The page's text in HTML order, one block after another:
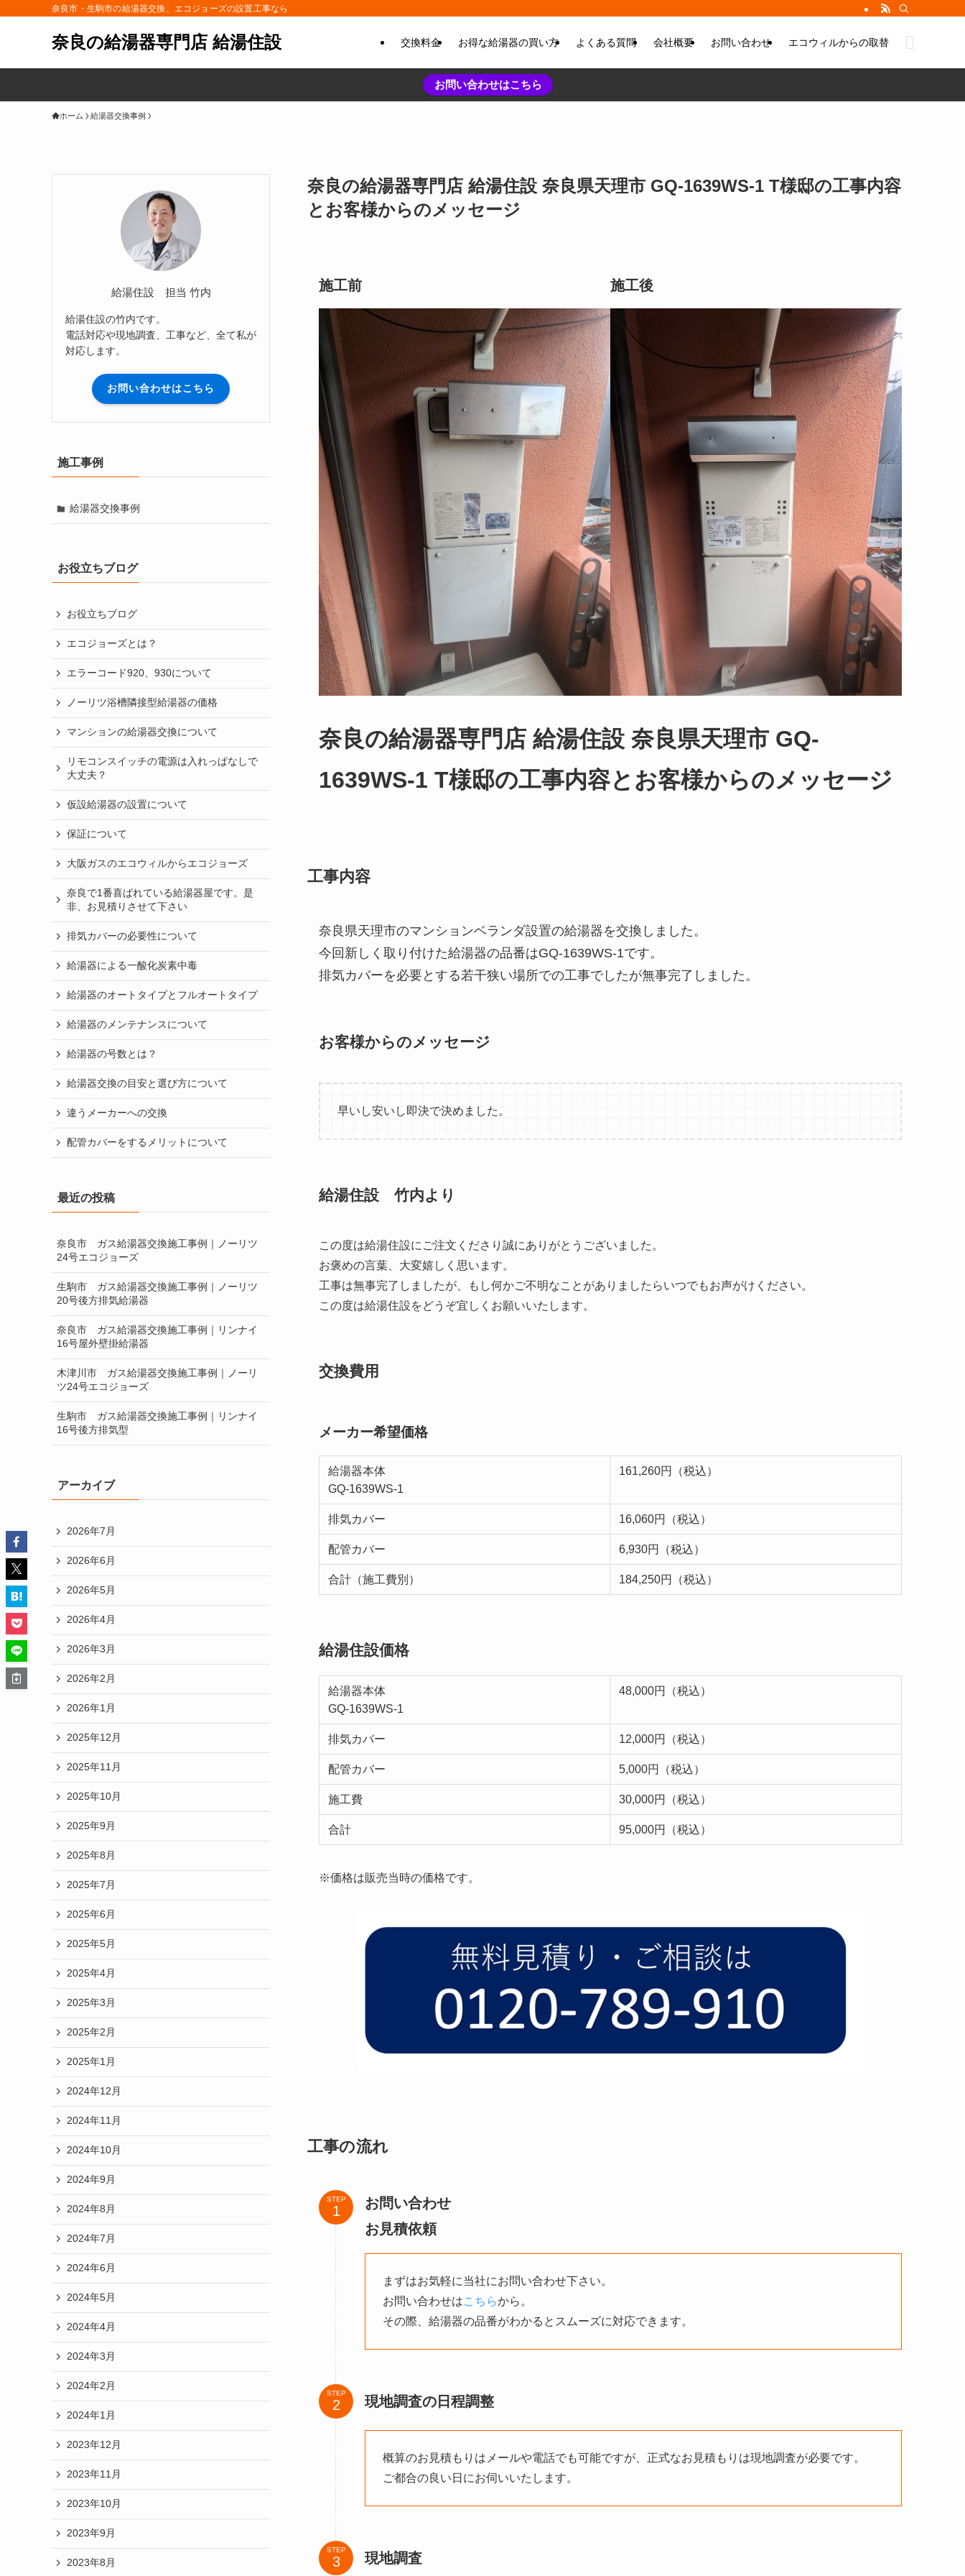
奈良市・生駒市の給湯器交換、エコジョーズの設置工事なら
奈良の給湯器専門店 給湯住設 交換料金 お得な給湯器の買い方 よくある質問 会社概要 お問い合わせ エコウィルからの取替
お問い合わせはこちら
ホーム 給湯器交換事例
奈良の給湯器専門店 給湯住設 奈良県天理市 GQ-1639WS-1 T様邸の工事内容
とお客様からのメッセージ
施工前 施工後
奈良の給湯器専門店 給湯住設 奈良県天理市 GQ-
1639WS-1 T様邸の工事内容とお客様からのメッセージ
工事内容
奈良県天理市のマンションベランダ設置の給湯器を交換しました。
今回新しく取り付けた給湯器の品番はGQ-1639WS-1です。
排気カバーを必要とする若干狭い場所での工事でしたが無事完了しました。
お客様からのメッセージ
早いし安いし即決で決めました。
給湯住設 竹内より
この度は給湯住設にご注文くださり誠にありがとうございました。
お褒めの言葉、大変嬉しく思います。
工事は無事完了しましたが、もし何かご不明なことがありましたらいつでもお声がけください。
この度は給湯住設をどうぞ宜しくお願いいたします。
交換費用
メーカー希望価格
給湯器本体
GQ-1639WS-1
161,260円（税込）
排気カバー 16,060円（税込）
配管カバー 6,930円（税込）
合計（施工費別） 184,250円（税込）
給湯住設価格
給湯器本体
GQ-1639WS-1
48,000円（税込）
排気カバー 12,000円（税込）
配管カバー 5,000円（税込）
施工費 30,000円（税込）
合計 95,000円（税込）
※価格は販売当時の価格です。
工事の流れ
STEP
お問い合わせ
お見積依頼
まずはお気軽に当社にお問い合わせ下さい。
お問い合わせはこちらから。
その際、給湯器の品番がわかるとスムーズに対応できます。
STEP 現地調査の日程調整
概算のお見積もりはメールや電話でも可能ですが、正式なお見積もりは現地調査が必要です。
ご都合の良い日にお伺いいたします。
STEP 現地調査
給湯住設 担当 竹内
給湯住設の竹内です。
電話対応や現地調査、工事など、全て私が
対応します。
お問い合わせはこちら
施工事例
給湯器交換事例
お役立ちブログ
お役立ちブログ
エコジョーズとは？
エラーコード920、930について
ノーリツ浴槽隣接型給湯器の価格
マンションの給湯器交換について
リモコンスイッチの電源は入れっぱなしで
大丈夫？
仮設給湯器の設置について
保証について
大阪ガスのエコウィルからエコジョーズ
奈良で1番喜ばれている給湯器屋です。是
非、お見積りさせて下さい
排気カバーの必要性について
給湯器による一酸化炭素中毒
給湯器のオートタイプとフルオートタイプ
給湯器のメンテナンスについて
給湯器の号数とは？
給湯器交換の目安と選び方について
違うメーカーへの交換
配管カバーをするメリットについて
最近の投稿
奈良市 ガス給湯器交換施工事例｜ノーリツ
24号エコジョーズ
生駒市 ガス給湯器交換施工事例｜ノーリツ
20号後方排気給湯器
奈良市 ガス給湯器交換施工事例｜リンナイ
16号屋外壁掛給湯器
木津川市 ガス給湯器交換施工事例｜ノーリ
ツ24号エコジョーズ
生駒市 ガス給湯器交換施工事例｜リンナイ
16号後方排気型
アーカイブ
2026年7月
2026年6月
2026年5月
2026年4月
2026年3月
2026年2月
2026年1月
2025年12月
2025年11月
2025年10月
2025年9月
2025年8月
2025年7月
2025年6月
2025年5月
2025年4月
2025年3月
2025年2月
2025年1月
2024年12月
2024年11月
2024年10月
2024年9月
2024年8月
2024年7月
2024年6月
2024年5月
2024年4月
2024年3月
2024年2月
2024年1月
2023年12月
2023年11月
2023年10月
2023年9月
2023年8月